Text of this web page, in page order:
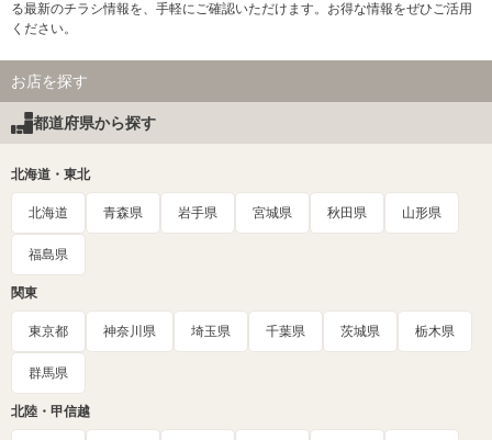
る最新のチラシ情報を、手軽にご確認いただけます。お得な情報をぜひご活用
ください。
お店を探す
都道府県から探す
北海道・東北
北海道 青森県 岩手県 宮城県 秋田県 山形県
福島県
関東
東京都 神奈川県 埼玉県 千葉県 茨城県 栃木県
群馬県
北陸・甲信越